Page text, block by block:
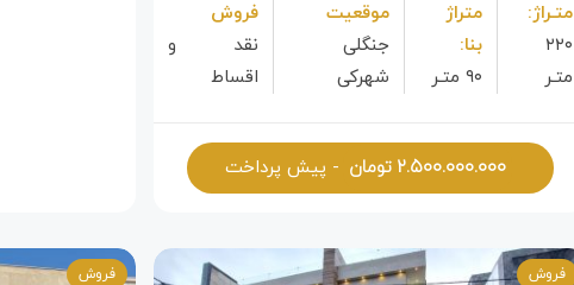
متـراژ:
۲۲۰
متـر
متراژ
بنا:
۹۰ متـر
موقعیت
جنگلی
شهرکی
فروش
نقد و
اقساط
۲.۵۰۰.۰۰۰.۰۰۰ تومان - پیش پرداخت
فروش فروش